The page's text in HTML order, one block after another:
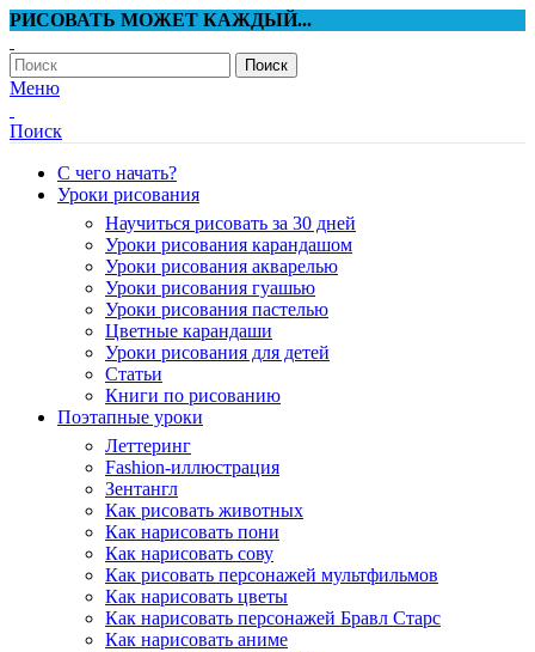
РИСОВАТЬ МОЖЕТ КАЖДЫЙ...
Поиск
Меню
Поиск
С чего начать?
Уроки рисования
Научиться рисовать за 30 дней
Уроки рисования карандашом
Уроки рисования акварелью
Уроки рисования гуашью
Уроки рисования пастелью
Цветные карандаши
Уроки рисования для детей
Статьи
Книги по рисованию
Поэтапные уроки
Леттеринг
Fashion-иллюстрация
Зентангл
Как рисовать животных
Как нарисовать пони
Как нарисовать сову
Как рисовать персонажей мультфильмов
Как нарисовать цветы
Как нарисовать персонажей Бравл Старс
Как нарисовать аниме